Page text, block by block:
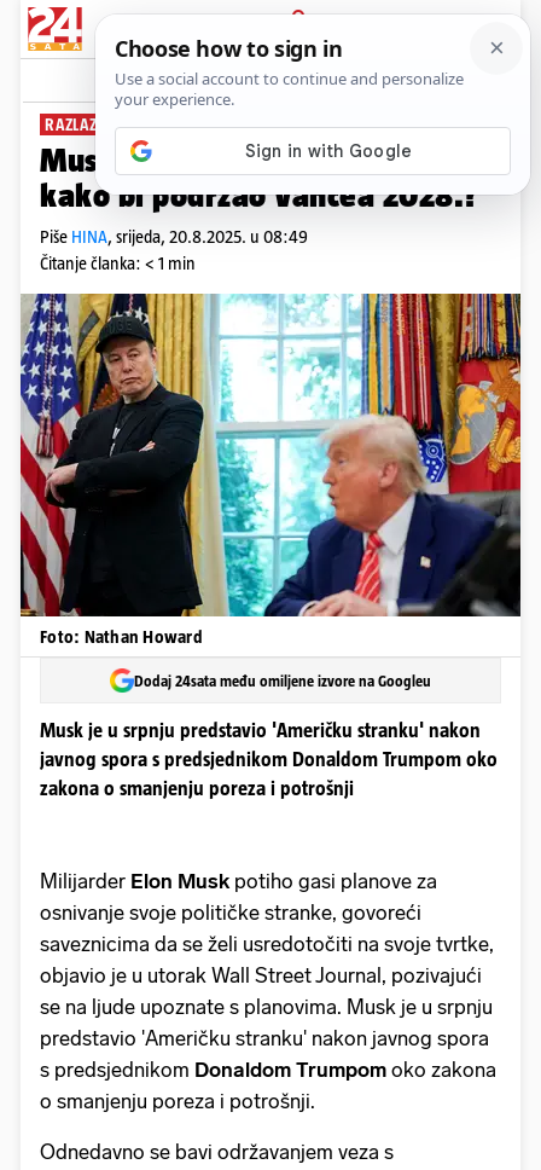
PRIJAVA
News Komentari
RAZLAZ S TRUMPOM?
Musk odustaje od svoje stranke
kako bi podržao Vancea 2028.?
Piše HINA, srijeda, 20.8.2025. u 08:49
Čitanje članka: < 1 min
Foto: Nathan Howard
Dodaj 24sata među omiljene izvore na Googleu
Musk je u srpnju predstavio 'Američku stranku' nakon
javnog spora s predsjednikom Donaldom Trumpom oko
zakona o smanjenju poreza i potrošnji
Milijarder Elon Musk potiho gasi planove za
osnivanje svoje političke stranke, govoreći
saveznicima da se želi usredotočiti na svoje tvrtke,
objavio je u utorak Wall Street Journal, pozivajući
se na ljude upoznate s planovima. Musk je u srpnju
predstavio 'Američku stranku' nakon javnog spora
s predsjednikom Donaldom Trumpom oko zakona
o smanjenju poreza i potrošnji.
Odnedavno se bavi održavanjem veza s